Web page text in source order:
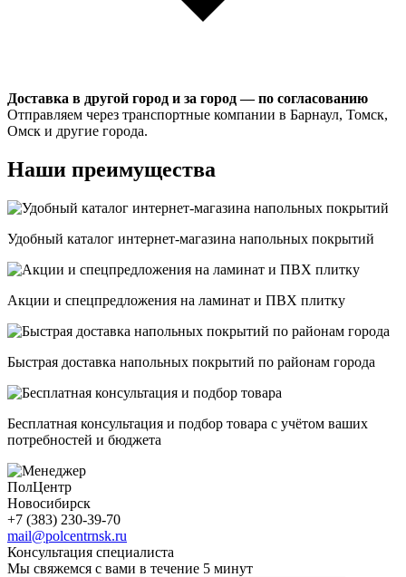
Доставка в другой город и за город — по согласованию
Отправляем через транспортные компании в Барнаул, Томск,
Омск и другие города.
Наши преимущества
Удобный каталог интернет-магазина напольных покрытий
Акции и спецпредложения на ламинат и ПВХ плитку
Быстрая доставка напольных покрытий по районам города
Бесплатная консультация и подбор товара с учётом ваших
потребностей и бюджета
ПолЦентр
Новосибирск
+7 (383) 230-39-70
mail@polcentrnsk.ru
Консультация специалиста
Мы свяжемся с вами в течение 5 минут